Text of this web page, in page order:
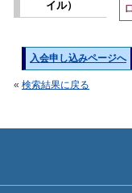
イル）
入会申し込みページへ
« 検索結果に戻る